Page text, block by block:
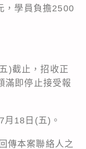
，學員負擔2500
)截止，招收正
滿即停止接受報
18日(五)。
傳本案聯絡人之